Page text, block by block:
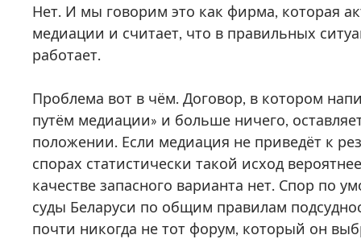
Нет. И мы говорим это как фирма, которая
медиации и считает, что в правильных
работает.
Проблема вот в чём. Договор, в котором
путём медиации» и больше ничего,
положении. Если медиация не приведёт к
спорах статистически такой исход
качестве запасного варианта нет. Спор по
суды Беларуси по общим правилам
почти никогда не тот форум, который он